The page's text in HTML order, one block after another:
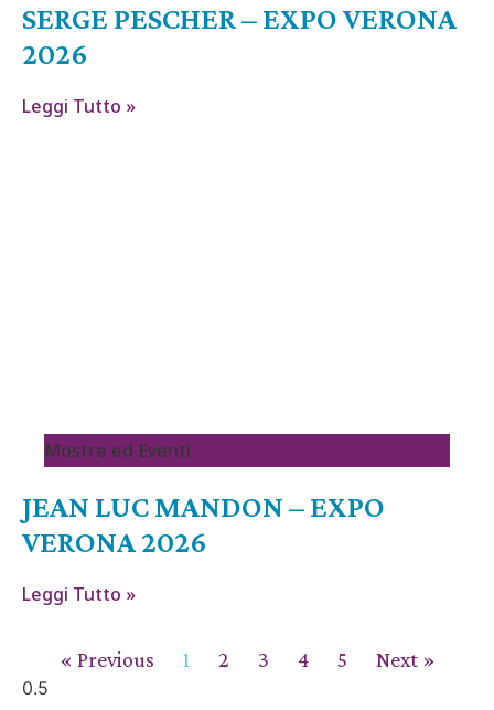
SERGE PESCHER – EXPO VERONA
2026
Leggi Tutto »
Mostre ed Eventi
JEAN LUC MANDON – EXPO
VERONA 2026
Leggi Tutto »
« Previous 1 2 3 4 5 Next »